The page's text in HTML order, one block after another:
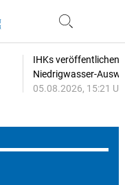
IHKs veröffentlichen
Niedrigwasser-
05.08.2026, 15:21